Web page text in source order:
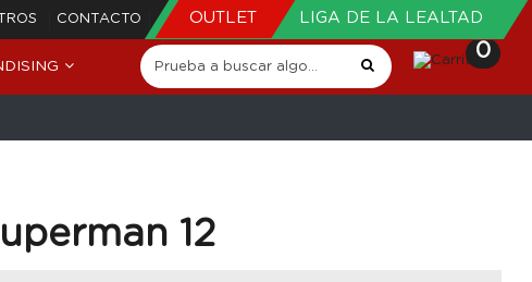
CONTACTO OUTLET LIGA DE LA LEALTAD
0
12